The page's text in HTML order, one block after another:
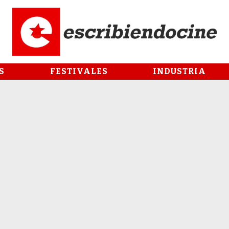
FESTIVALES INDUSTRIA